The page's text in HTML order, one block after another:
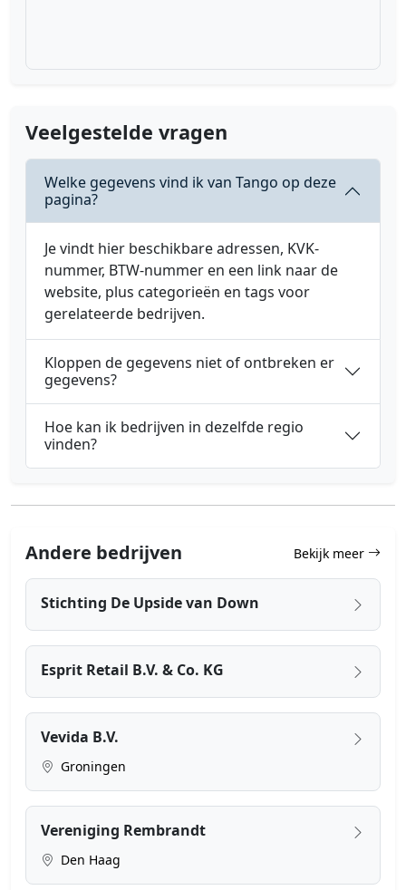
Veelgestelde vragen
Welke gegevens vind ik van Tango op deze
pagina?
Je vindt hier beschikbare adressen, KVK-
nummer, BTW-nummer en een link naar de
website, plus categorieën en tags voor
gerelateerde bedrijven.
Kloppen de gegevens niet of ontbreken er
gegevens?
Hoe kan ik bedrijven in dezelfde regio
vinden?
Andere bedrijven Bekijk meer
Stichting De Upside van Down
Esprit Retail B.V. & Co. KG
Vevida B.V.
Groningen
Vereniging Rembrandt
Den Haag